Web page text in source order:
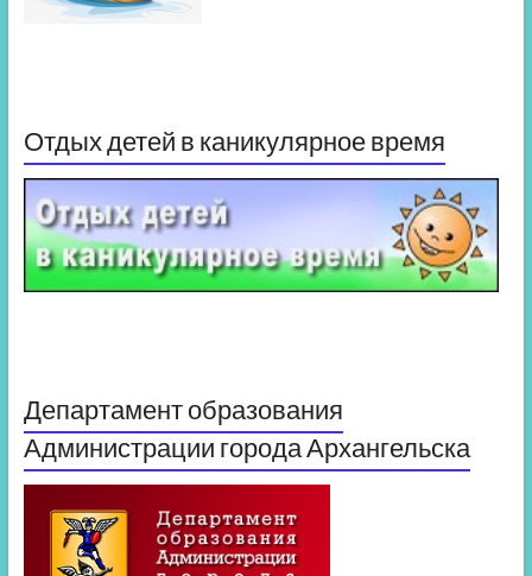
Отдых детей в каникулярное время
Департамент образования
Администрации города Архангельска